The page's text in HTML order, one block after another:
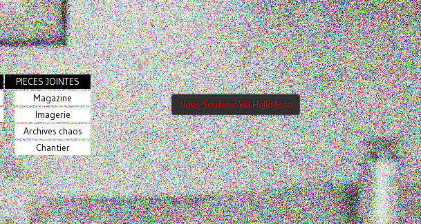
PIECES JOINTES
Magazine
Imagerie
Archives chaos
Chantier
Nous Soutenir Via HelloAsso